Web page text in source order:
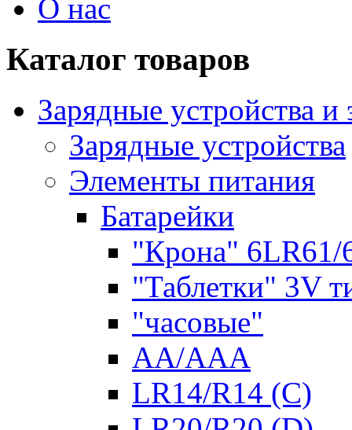
О нас
Каталог товаров
Зарядные устройства
Зарядные устройства
Элементы питания
Батарейки
"Крона" 6LR61/
"Таблетки" 3V
"часовые"
AA/AAA
LR14/R14 (C)